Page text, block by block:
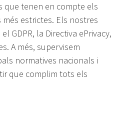
que tenen en compte els
estrictes. Els nostres
GDPR, la Directiva ePrivacy,
A més, supervisem
normatives nacionals i
que complim tots els